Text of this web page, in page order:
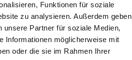
Funktionen für soziale
zu analysieren. Außerdem geben
unsere Partner für soziale Medien,
Informationen möglicherweise mit
oder die sie im Rahmen Ihrer